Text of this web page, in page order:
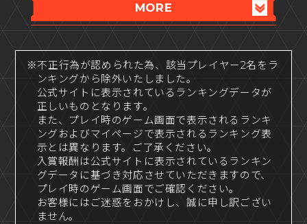
MORE
※不正行為が認められた為、該当プレイヤー2名をラ
ンキングから除外いたしました。
公式サイトに表示されているランキングデータが
正しいものとなります。
また、プレイ時のゲーム画面で表示されるランキ
ングおよびマイページで表示されるランキング表
示とは異なります。ご了承ください。
入賞報酬は公式サイトに表示されているランキン
グデータに基づき対応させていただきますので、
プレイ時のゲーム画面でご確認ください。
お客様にはご迷惑をおかけし、誠に申し訳ござい
ません。